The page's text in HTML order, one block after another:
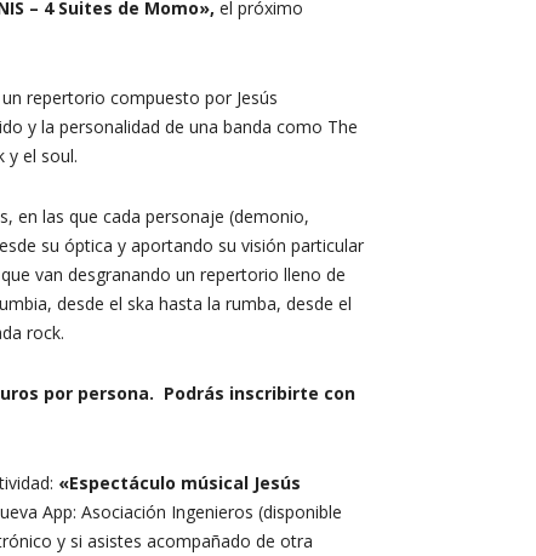
– 4 Suites de Momo», el próximo
repertorio compuesto por Jesús
y la personalidad de una banda como The
y el soul.
en las que cada personaje (demonio,
su óptica y aportando su visión particular
van desgranando un repertorio lleno de
desde el ska hasta la rumba, desde el
rock.
por persona. Podrás inscribirte con
«Espectáculo músical Jesús
App: Asociación Ingenieros (disponible
y si asistes acompañado de otra